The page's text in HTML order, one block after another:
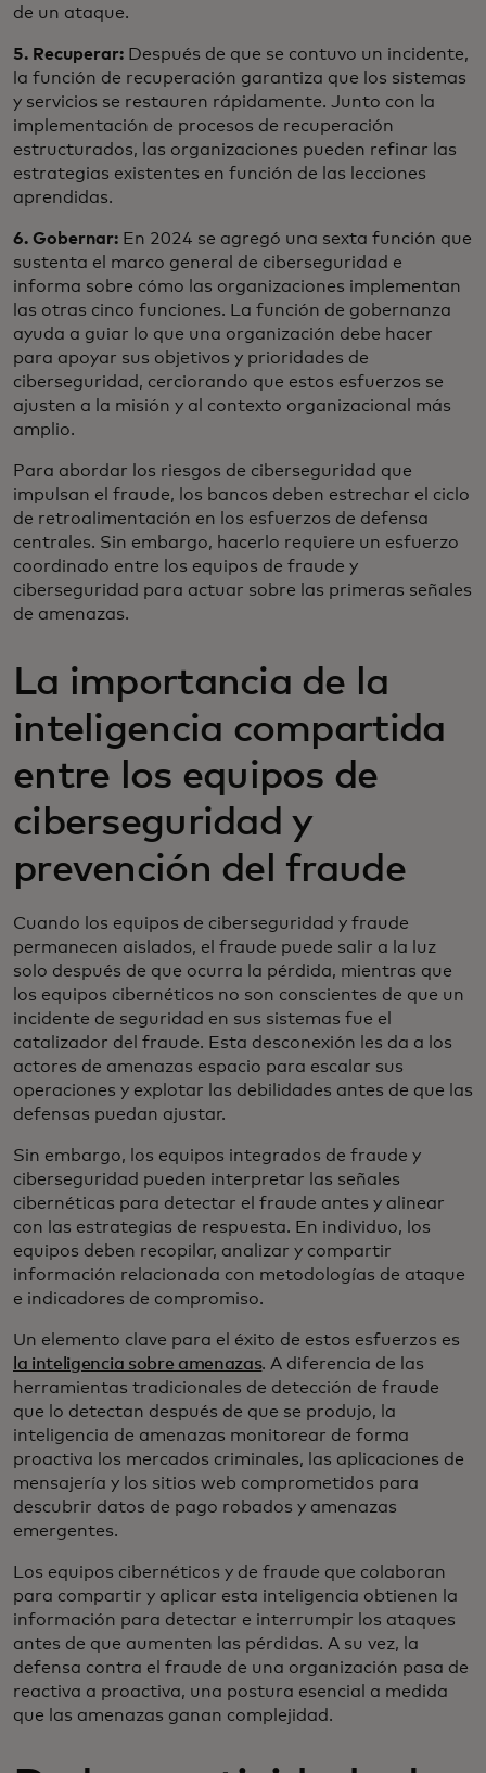
de un ataque.
5. Recuperar: Después de que se contuvo un incidente,
la función de recuperación garantiza que los sistemas
y servicios se restauren rápidamente. Junto con la
implementación de procesos de recuperación
estructurados, las organizaciones pueden refinar las
estrategias existentes en función de las lecciones
aprendidas.
6. Gobernar: En 2024 se agregó una sexta función que
sustenta el marco general de ciberseguridad e
informa sobre cómo las organizaciones implementan
las otras cinco funciones. La función de gobernanza
ayuda a guiar lo que una organización debe hacer
para apoyar sus objetivos y prioridades de
ciberseguridad, cerciorando que estos esfuerzos se
ajusten a la misión y al contexto organizacional más
amplio.
Para abordar los riesgos de ciberseguridad que
impulsan el fraude, los bancos deben estrechar el ciclo
de retroalimentación en los esfuerzos de defensa
centrales. Sin embargo, hacerlo requiere un esfuerzo
coordinado entre los equipos de fraude y
ciberseguridad para actuar sobre las primeras señales
de amenazas.
La importancia de la
inteligencia compartida
entre los equipos de
ciberseguridad y
prevención del fraude
Cuando los equipos de ciberseguridad y fraude
permanecen aislados, el fraude puede salir a la luz
solo después de que ocurra la pérdida, mientras que
los equipos cibernéticos no son conscientes de que un
incidente de seguridad en sus sistemas fue el
catalizador del fraude. Esta desconexión les da a los
actores de amenazas espacio para escalar sus
operaciones y explotar las debilidades antes de que las
defensas puedan ajustar.
Sin embargo, los equipos integrados de fraude y
ciberseguridad pueden interpretar las señales
cibernéticas para detectar el fraude antes y alinear
con las estrategias de respuesta. En individuo, los
equipos deben recopilar, analizar y compartir
información relacionada con metodologías de ataque
e indicadores de compromiso.
Un elemento clave para el éxito de estos esfuerzos es
la inteligencia sobre amenazas. A diferencia de las
herramientas tradicionales de detección de fraude
que lo detectan después de que se produjo, la
inteligencia de amenazas monitorear de forma
proactiva los mercados criminales, las aplicaciones de
mensajería y los sitios web comprometidos para
descubrir datos de pago robados y amenazas
emergentes.
Los equipos cibernéticos y de fraude que colaboran
para compartir y aplicar esta inteligencia obtienen la
información para detectar e interrumpir los ataques
antes de que aumenten las pérdidas. A su vez, la
defensa contra el fraude de una organización pasa de
reactiva a proactiva, una postura esencial a medida
que las amenazas ganan complejidad.